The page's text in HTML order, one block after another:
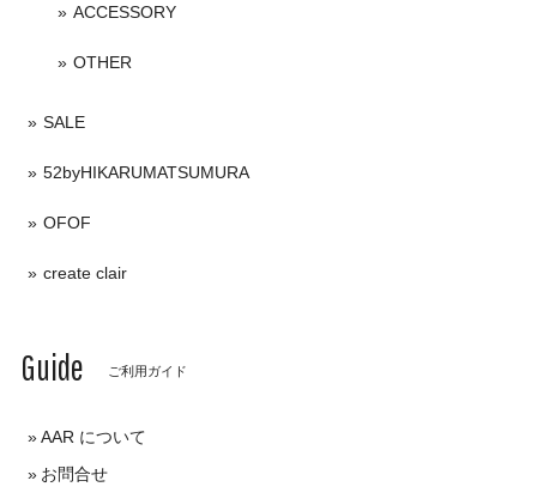
ACCESSORY
OTHER
SALE
52byHIKARUMATSUMURA
OFOF
create clair
Guide ご利用ガイド
AAR について
お問合せ